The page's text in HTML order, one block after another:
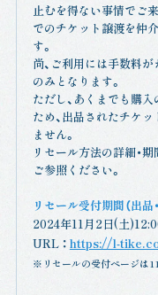
止むを得ない事情でご
でのチケット譲渡を仲
す。
尚、ご利用には手数料
のみとなります。
ただし、あくまでも購
ため、出品されたチケ
ません。
リセール方法の詳細・
ご参照ください。
リセール受付期間（出品
2024年11月2日(土
URL ： https://l-
※リセールの受付ページは